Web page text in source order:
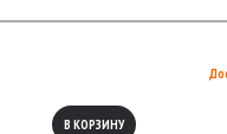
В КОРЗИНУ